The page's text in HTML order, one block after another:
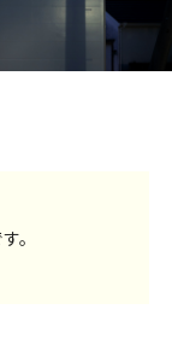
a
。